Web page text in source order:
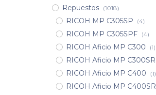
Repuestos (1018)
RICOH MP C305SP (4)
RICOH MP C305SPF (4)
RICOH Aficio MP C300 (1)
RICOH Aficio MP C300SR
RICOH Aficio MP C400 (1)
RICOH Aficio MP C400SR